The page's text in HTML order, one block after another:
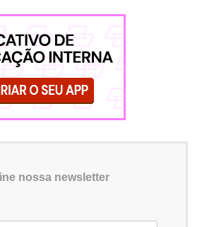
nossa newsletter